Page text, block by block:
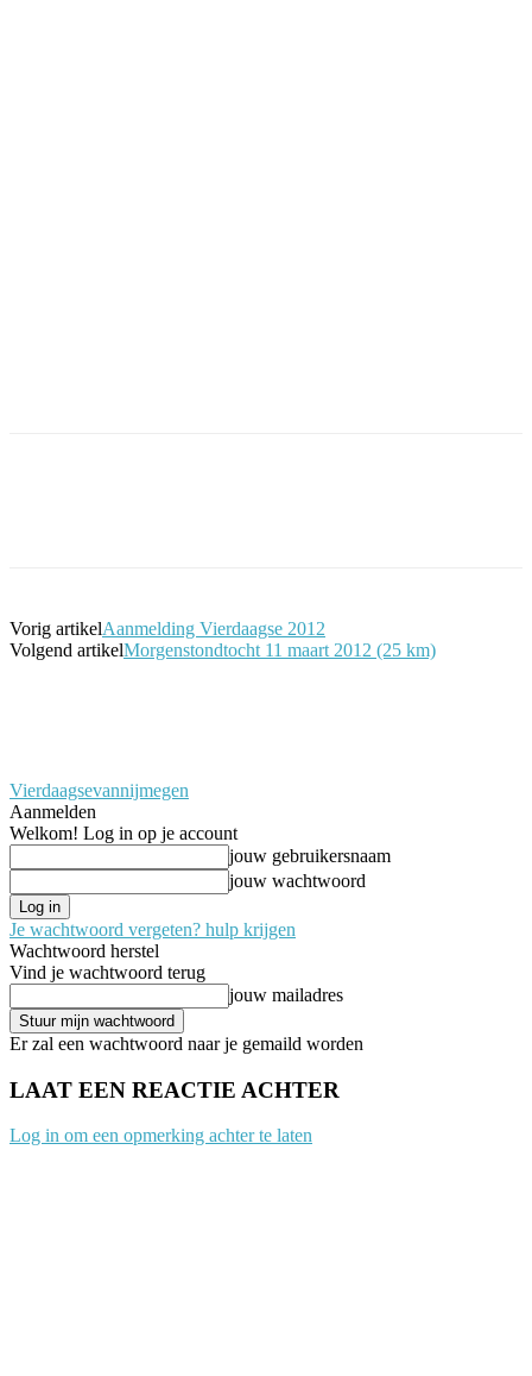
Vorig artikelAanmelding Vierdaagse 2012
Volgend artikelMorgenstondtocht 11 maart 2012 (25 km)
Vierdaagsevannijmegen
Aanmelden
Welkom! Log in op je account
jouw gebruikersnaam
jouw wachtwoord
Je wachtwoord vergeten? hulp krijgen
Wachtwoord herstel
Vind je wachtwoord terug
jouw mailadres
Er zal een wachtwoord naar je gemaild worden
LAAT EEN REACTIE ACHTER
Log in om een opmerking achter te laten